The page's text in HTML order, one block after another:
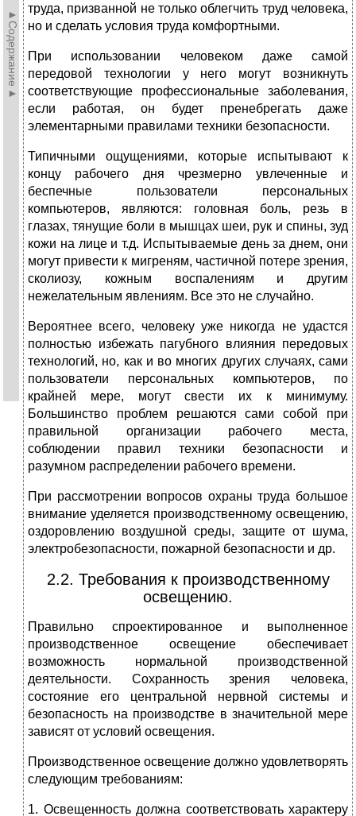
►Содержание►
труда, призванной не только облегчить труд человека,
но и сделать условия труда комфортными.
При использовании человеком даже самой
передовой технологии у него могут возникнуть
соответствующие профессиональные заболевания,
если работая, он будет пренебрегать даже
элементарными правилами техники безопасности.
Типичными ощущениями, которые испытывают к
концу рабочего дня чрезмерно увлеченные и
беспечные пользователи персональных
компьютеров, являются: головная боль, резь в
глазах, тянущие боли в мышцах шеи, рук и спины, зуд
кожи на лице и т.д. Испытываемые день за днем, они
могут привести к мигреням, частичной потере зрения,
сколиозу, кожным воспалениям и другим
нежелательным явлениям. Все это не случайно.
Вероятнее всего, человеку уже никогда не удастся
полностью избежать пагубного влияния передовых
технологий, но, как и во многих других случаях, сами
пользователи персональных компьютеров, по
крайней мере, могут свести их к минимуму.
Большинство проблем решаются сами собой при
правильной организации рабочего места,
соблюдении правил техники безопасности и
разумном распределении рабочего времени.
При рассмотрении вопросов охраны труда большое
внимание уделяется производственному освещению,
оздоровлению воздушной среды, защите от шума,
электробезопасности, пожарной безопасности и др.
2.2. Требования к производственному
освещению.
Правильно спроектированное и выполненное
производственное освещение обеспечивает
возможность нормальной производственной
деятельности. Сохранность зрения человека,
состояние его центральной нервной системы и
безопасность на производстве в значительной мере
зависят от условий освещения.
Производственное освещение должно удовлетворять
следующим требованиям:
1. Освещенность должна соответствовать характеру